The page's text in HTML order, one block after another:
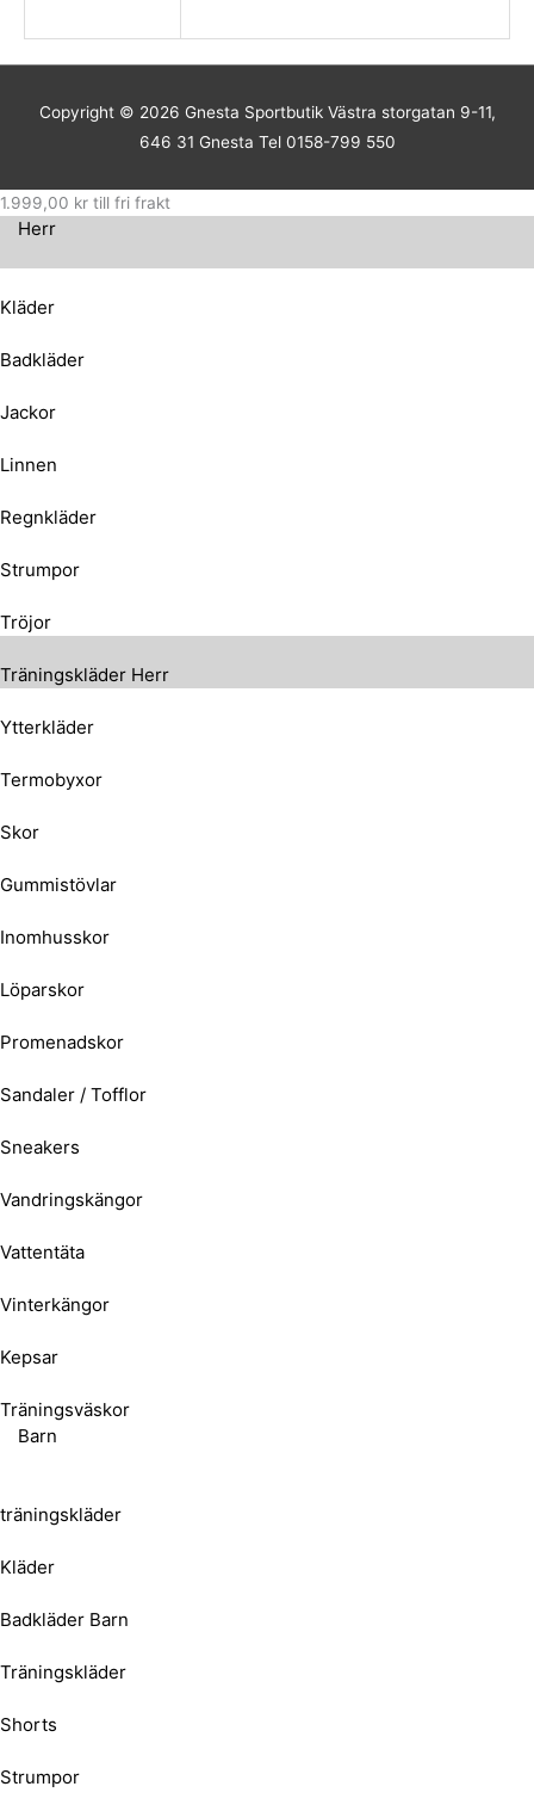
Copyright © 2026 Gnesta SportbutikVästra storgatan 9-11,
646 31 Gnesta Tel 0158-799 550
1.999,00 kr till fri frakt
Herr
Kläder
Badkläder
Jackor
Linnen
Regnkläder
Strumpor
Tröjor
Träningskläder Herr
Ytterkläder
Termobyxor
Skor
Gummistövlar
Inomhusskor
Löparskor
Promenadskor
Sandaler / Tofflor
Sneakers
Vandringskängor
Vattentäta
Vinterkängor
Kepsar
Träningsväskor
Barn
träningskläder
Kläder
Badkläder Barn
Träningskläder
Shorts
Strumpor